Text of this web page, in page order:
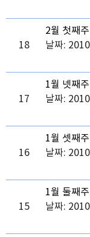
18
2월 첫째
머니 소식
날짜:
17
1월 넷째
머니 소식
날짜:
16
1월 셋째
머니 소식
날짜:
15
1월 둘째
니소식
날짜: